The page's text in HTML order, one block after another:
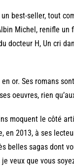
best-seller, tout
Michel, renifle un
docteur H, Un cri
or. Ses romans
oeuvres, rien
moquent le côté
en 2013, à ses
belles sagas dont
veux que vous